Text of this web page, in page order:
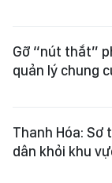
Gỡ “nút thắt”
quản lý chung
Thanh Hóa: Sơ
dân khỏi khu